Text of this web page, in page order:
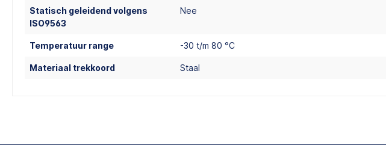
Statisch geleidend volgens
ISO9563
Nee
Temperatuur range -30 t/m 80 °C
Materiaal trekkoord Staal